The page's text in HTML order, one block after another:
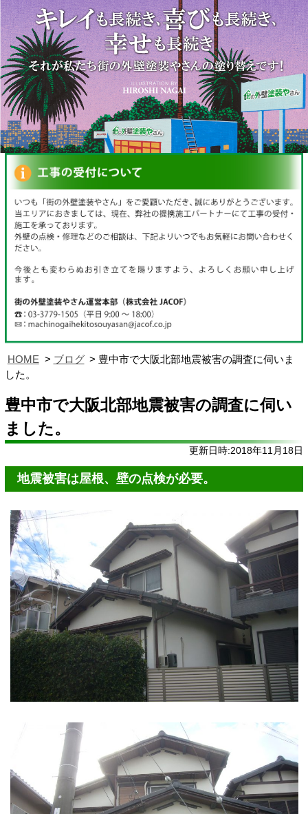
HOME ブログ
豊中市で大阪北部地震被害の調査に伺いま
した。
豊中市で大阪北部地震被害の調査に伺い
ました。
更新日時:2018年11月18日
地震被害は屋根、壁の点検が必要。